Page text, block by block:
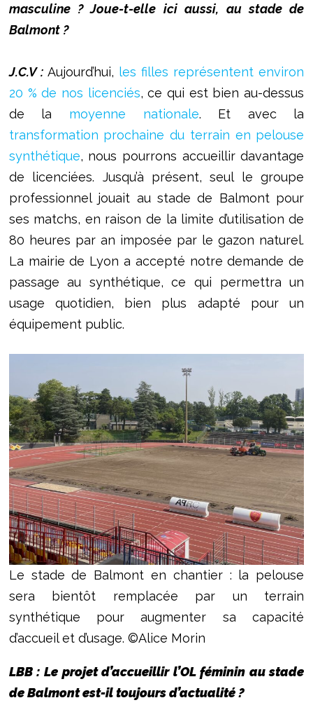
masculine ? Joue-t-elle ici aussi, au stade de
Balmont ?
J.C.V : Aujourd’hui, les filles représentent environ
20 % de nos licenciés, ce qui est bien au-dessus
de la moyenne nationale. Et avec la
transformation prochaine du terrain en pelouse
synthétique, nous pourrons accueillir davantage
de licenciées. Jusqu’à présent, seul le groupe
professionnel jouait au stade de Balmont pour
ses matchs, en raison de la limite d’utilisation de
80 heures par an imposée par le gazon naturel.
La mairie de Lyon a accepté notre demande de
passage au synthétique, ce qui permettra un
usage quotidien, bien plus adapté pour un
équipement public.
Le stade de Balmont en chantier : la pelouse
sera bientôt remplacée par un terrain
synthétique pour augmenter sa capacité
d’accueil et d’usage. ©Alice Morin
LBB : Le projet d’accueillir l’OL féminin au stade
de Balmont est-il toujours d’actualité ?